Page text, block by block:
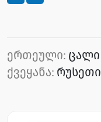
ერთეული: ცალი
ქვეყანა: რუსეთი